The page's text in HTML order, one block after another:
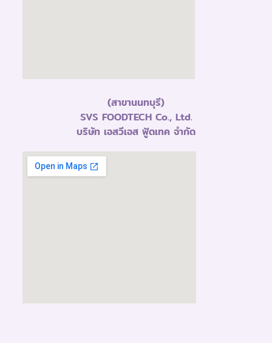
(สาขานนทบุรี)
SVS FOODTECH Co., Ltd.
บริษัท เอสวีเอส ฟู้ดเทค จำกัด